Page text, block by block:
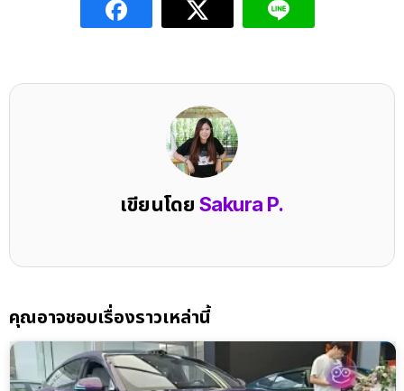
เขียนโดย Sakura P.
คุณอาจชอบเรื่องราวเหล่านี้